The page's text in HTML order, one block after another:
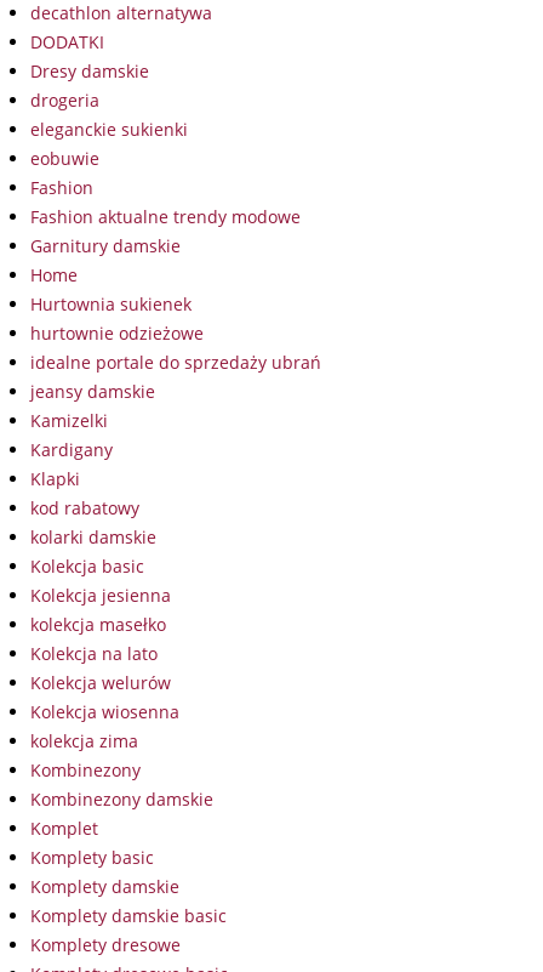
decathlon alternatywa
DODATKI
Dresy damskie
drogeria
eleganckie sukienki
eobuwie
Fashion
Fashion aktualne trendy modowe
Garnitury damskie
Home
Hurtownia sukienek
hurtownie odzieżowe
idealne portale do sprzedaży ubrań
jeansy damskie
Kamizelki
Kardigany
Klapki
kod rabatowy
kolarki damskie
Kolekcja basic
Kolekcja jesienna
kolekcja masełko
Kolekcja na lato
Kolekcja welurów
Kolekcja wiosenna
kolekcja zima
Kombinezony
Kombinezony damskie
Komplet
Komplety basic
Komplety damskie
Komplety damskie basic
Komplety dresowe